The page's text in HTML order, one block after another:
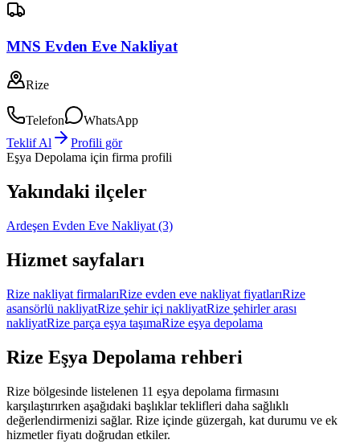
MNS Evden Eve Nakliyat
Rize
Telefon
WhatsApp
Teklif Al
Profili gör
Eşya Depolama için firma profili
Yakındaki ilçeler
Ardeşen Evden Eve Nakliyat (3)
Hizmet sayfaları
Rize nakliyat firmalarıRize evden eve nakliyat fiyatlarıRize
asansörlü nakliyatRize şehir içi nakliyatRize şehirler arası
nakliyatRize parça eşya taşımaRize eşya depolama
Rize Eşya Depolama rehberi
Rize bölgesinde listelenen 11 eşya depolama firmasını
karşılaştırırken aşağıdaki başlıklar teklifleri daha sağlıklı
değerlendirmenizi sağlar. Rize içinde güzergah, kat durumu ve ek
hizmetler fiyatı doğrudan etkiler.